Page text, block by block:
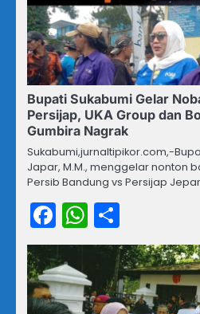
Bupati Sukabumi Gelar
Persijap, UKA Group dan
Gumbira Nagrak
Sukabumi,jurnaltipikor.com,-
Japar, M.M., menggelar nonton
Persib Bandung vs Persijap
Facebook